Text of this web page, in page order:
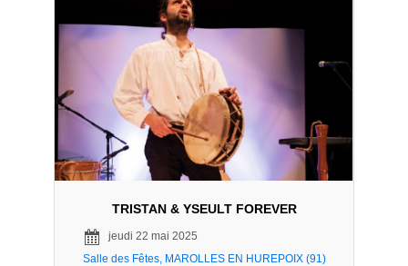
TRISTAN & YSEULT FOREVER
jeudi 22 mai 2025
Salle des Fêtes, MAROLLES EN HUREPOIX (91)